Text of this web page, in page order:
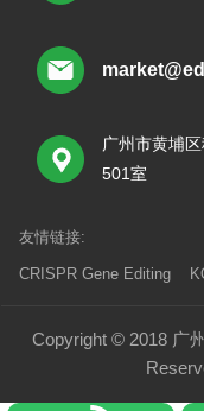
广州市黄埔
501室
友情链接:
CRISPR Gene Editing
Copyright © 2018 广